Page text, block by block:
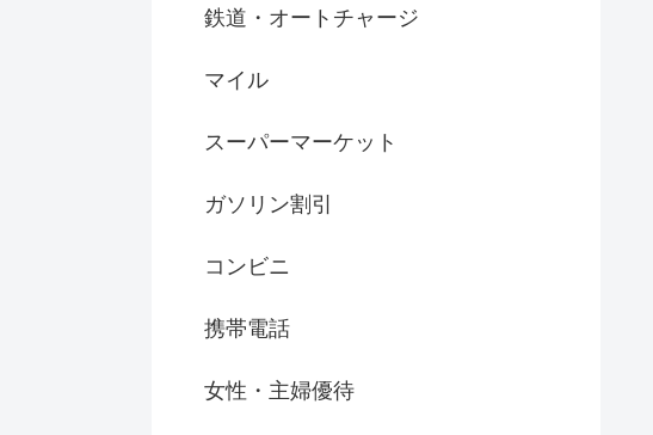
鉄道・オートチャージ
マイル
スーパーマーケット
ガソリン割引
コンビニ
携帯電話
女性・主婦優待